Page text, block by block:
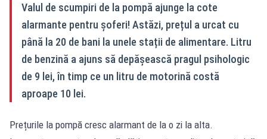
Valul de scumpiri de la pompă ajunge la cote
alarmante pentru șoferi! Astăzi, prețul a urcat cu
până la 20 de bani la unele stații de alimentare. Litru
de benzină a ajuns să depășească pragul psihologic
de 9 lei, în timp ce un litru de motorină costă
aproape 10 lei.
Prețurile la pompă cresc alarmant de la o zi la alta.